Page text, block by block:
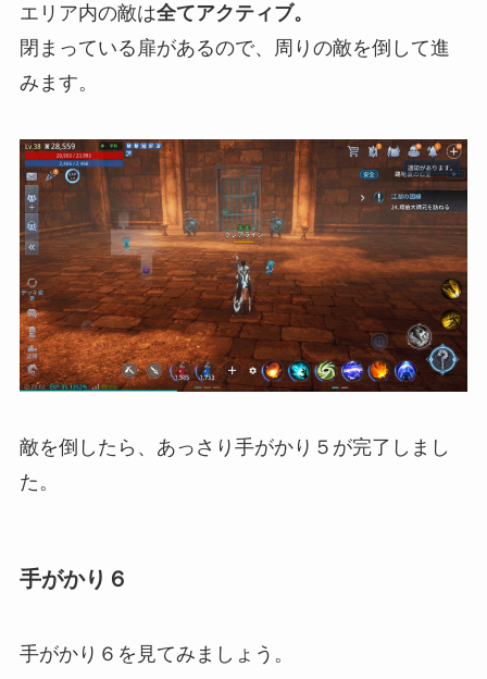
エリア内の敵は全てアクティブ。
閉まっている扉があるので、周りの敵を倒して進
みます。
敵を倒したら、あっさり手がかり５が完了しまし
た。
手がかり６
手がかり６を見てみましょう。